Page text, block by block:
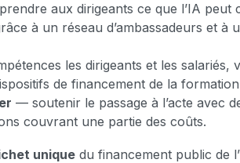
aux dirigeants ce que l’IA peut
à un réseau d’ambassadeurs et à
les dirigeants et les salariés,
de financement de la
— soutenir le passage à l’acte avec
couvrant une partie des coûts.
unique du financement public de